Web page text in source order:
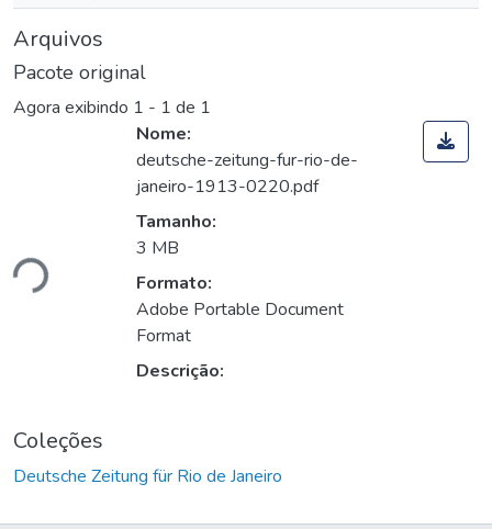
Arquivos
Pacote original
Agora exibindo 1 - 1 de 1
Nome:
deutsche-zeitung-fur-rio-de-
janeiro-1913-0220.pdf
Tamanho:
3 MB
Formato:
Adobe Portable Document
Format
Descrição:
Coleções
Deutsche Zeitung für Rio de Janeiro